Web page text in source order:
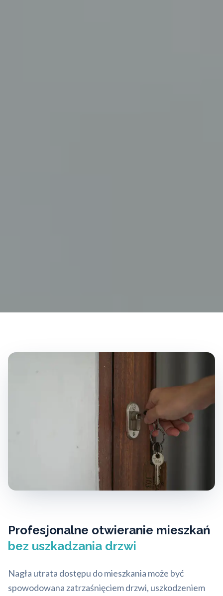
Profesjonalne otwieranie mieszkań
bez uszkadzania drzwi
Nagła utrata dostępu do mieszkania może być
spowodowana zatrzaśnięciem drzwi, uszkodzeniem